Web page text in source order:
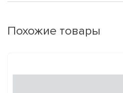
Похожие товары